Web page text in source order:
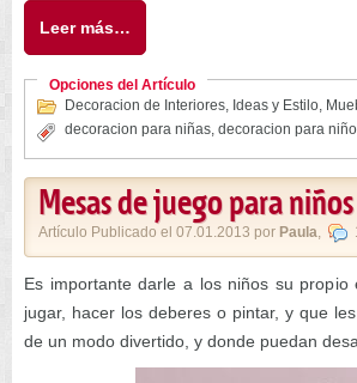
Leer más…
Opciones del Artículo
Decoracion de Interiores, Ideas y Estilo,
decoracion para niñas, decoracion para
Mesas de juego para niños
Artículo Publicado el 07.01.2013 por Paula,
Es importante darle a los niños su propio
jugar, hacer los deberes o pintar, y que
de un modo divertido, y donde puedan